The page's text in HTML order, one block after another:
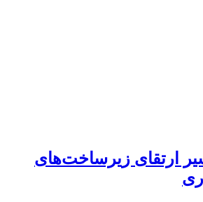
ارتقای زیرساخت‌های